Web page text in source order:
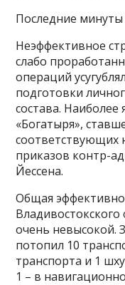
Последние
Неэффективное
слабо
операций
подготовки
состава.
«Богатыря»,
соответствующих
приказов контр-
Йессена.
Общая
Владивостокского
очень невысокой.
потопил 10
транспорта и 1
1 – в